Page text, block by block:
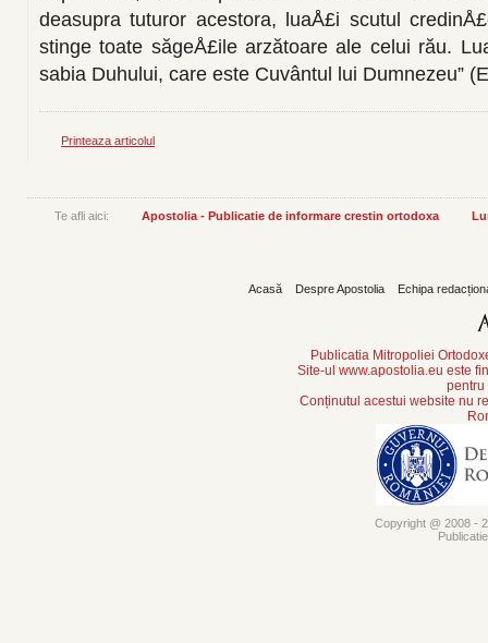
deasupra tuturor acestora, luaÅ£i scutul
stinge toate săgeÅ£ile arzătoare ale celui rău.
sabia Duhului, care este Cuvântul lui Dumnezeu”
Printeaza articolul
Te afli aici: Apostolia - Publicatie de informare crestin ortodoxa
Acasă Despre Apostolia Echipa
Publicatia Mitropoliei
Site-ul www.apostolia.eu este
pentru
Conținutul acestui website nu
Copyright @ 2008 -